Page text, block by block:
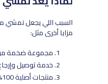
السبب اللي يجعل نمشي
مزايا أخرى مثل:
مجموعة ضخمة من أكثر من 1,800 علامة
خدمة توصيل
منتجات أصلية 100% من أشهر الماركات.